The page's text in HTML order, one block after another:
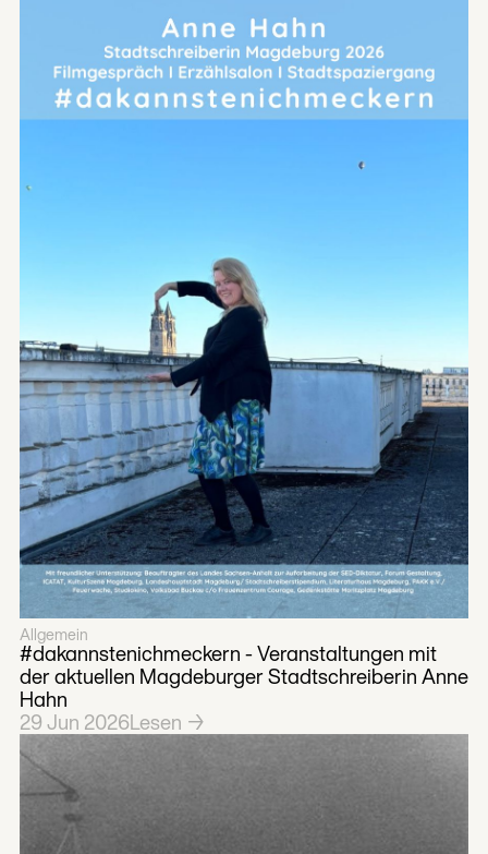
Allgemein
#dakannstenichmeckern - Veranstaltungen mit
der aktuellen Magdeburger Stadtschreiberin Anne
Hahn
29Jun 2026Lesen →